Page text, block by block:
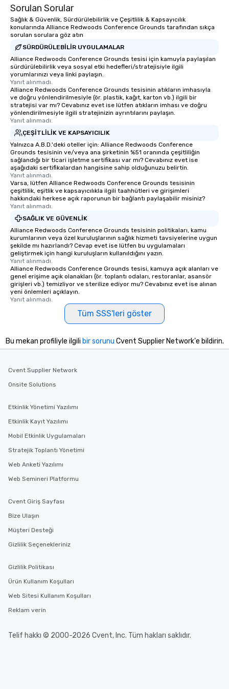
Sorulan Sorular
Sağlık & Güvenlik, Sürdürülebilirlik ve Çeşitlilik & Kapsayıcılık
konularında Alliance Redwoods Conference Grounds tarafından sıkça
sorulan sorulara göz atın
SÜRDÜRÜLEBILIR UYGULAMALAR
Alliance Redwoods Conference Grounds tesisi için kamuyla paylaşılan
sürdürülebilirlik veya sosyal etki hedefleri/stratejisiyle ilgili
yorumlarınızı veya linki paylaşın.
Yanıt alınmadı.
Alliance Redwoods Conference Grounds tesisinin atıkların imhasıyla
ve doğru yönlendirilmesiyle (ör. plastik, kağıt, karton vb.) ilgili bir
stratejisi var mı? Cevabınız evet ise lütfen atıkların imhası ve doğru
yönlendirilmesiyle ilgili stratejinizin ayrıntılarını paylaşın.
Yanıt alınmadı.
ÇEŞITLILIK VE KAPSAYICILIK
Yalnızca A.B.D.'deki oteller için: Alliance Redwoods Conference
Grounds tesisinin ve/veya ana şirketinin %51 oranında çeşitliliğin
sağlandığı bir ticari işletme sertifikası var mı? Cevabınız evet ise
aşağıdaki sertifikalardan hangisine sahip olduğunuzu belirtin.
Yanıt alınmadı.
Varsa, lütfen Alliance Redwoods Conference Grounds tesisinin
çeşitlilik, eşitlik ve kapsayıcılıkla ilgili taahhütleri ve girişimleri
hakkındaki herkese açık raporunun bir bağlantı paylaşabilir misiniz?
Yanıt alınmadı.
SAĞLIK VE GÜVENLIK
Alliance Redwoods Conference Grounds tesisinin politikaları, kamu
kurumlarının veya özel kuruluşlarının sağlık hizmeti tavsiyelerine uygun
şekilde mı hazırlandı? Cevap evet ise lütfen bu uygulamaları
geliştirmek için hangi kuruluşların kullanıldığını yazın.
Yanıt alınmadı.
Alliance Redwoods Conference Grounds tesisi, kamuya açık alanları ve
genel erişime açık olanakları (ör. toplantı odaları, restoranlar, asansör
girişleri vb.) temizliyor ve sterilize ediyor mu? Cevabınız evet ise alınan
yeni önlemleri açıklayın.
Yanıt alınmadı.
Tüm SSS'leri göster
Bu mekan profiliyle ilgili bir sorunu Cvent Supplier Network'e bildirin.
Cvent Supplier Network
Onsite Solutions
Etkinlik Yönetimi Yazılımı
Etkinlik Kayıt Yazılımı
Mobil Etkinlik Uygulamaları
Stratejik Toplantı Yönetimi
Web Anketi Yazılımı
Web Semineri Platformu
Cvent Giriş Sayfası
Bize Ulaşın
Müşteri Desteği
Gizlilik Seçenekleriniz
Gizlilik Politikası
Ürün Kullanım Koşulları
Web Sitesi Kullanım Koşulları
Reklam verin
Telif hakkı © 2000-2026 Cvent, Inc. Tüm hakları saklıdır.